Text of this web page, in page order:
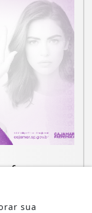
a
pelo fim
sua